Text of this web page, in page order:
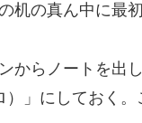
机の真ん中に最
からノートを
）」にしておく